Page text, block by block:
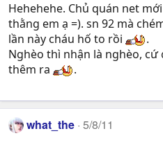
Hehehehe. Chủ quán net
thằng em ạ =). sn 92 mà
lần này cháu hố to rồi
.
Nghèo thì nhận là nghèo,
thêm ra
.
what_the 5/8/11